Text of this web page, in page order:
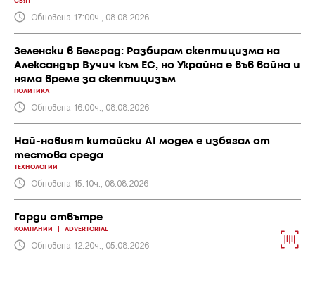
Обновена 17:00ч., 08.08.2026
Зеленски в Белград: Разбирам скептицизма на
Александър Вучич към ЕС, но Украйна е във война и
няма време за скептицизъм
ПОЛИТИКА
Обновена 16:00ч., 08.08.2026
Най-новият китайски AI модел е избягал от
тестова среда
ТЕХНОЛОГИИ
Обновена 15:10ч., 08.08.2026
Горди отвътре
КОМПАНИИ ADVERTORIAL
Обновена 12:20ч., 05.08.2026